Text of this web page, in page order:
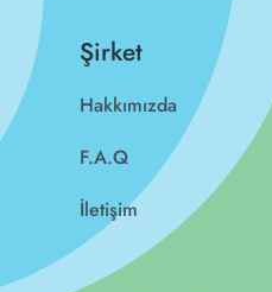
Şirket
Hakkımızda
F.A.Q
İletişim